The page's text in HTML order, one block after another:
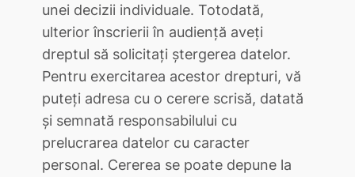
unei decizii individuale. Totodată,
ulterior înscrierii în audiență aveți
dreptul să solicitați ștergerea datelor.
Pentru exercitarea acestor drepturi, vă
puteți adresa cu o cerere scrisă, datată
și semnată responsabilului cu
prelucrarea datelor cu caracter
personal. Cererea se poate depune la